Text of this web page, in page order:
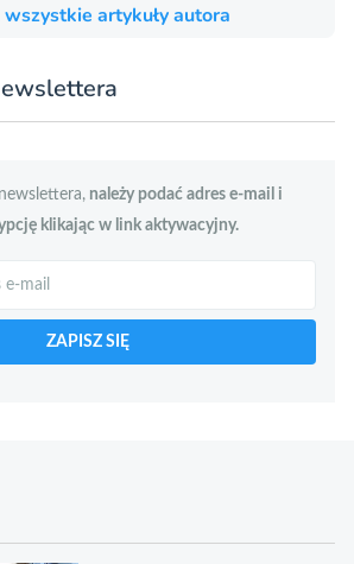
wszystkie artykuły autora
należy podać adres e-mail i
klikając w link aktywacyjny.
ZAPISZ SIĘ